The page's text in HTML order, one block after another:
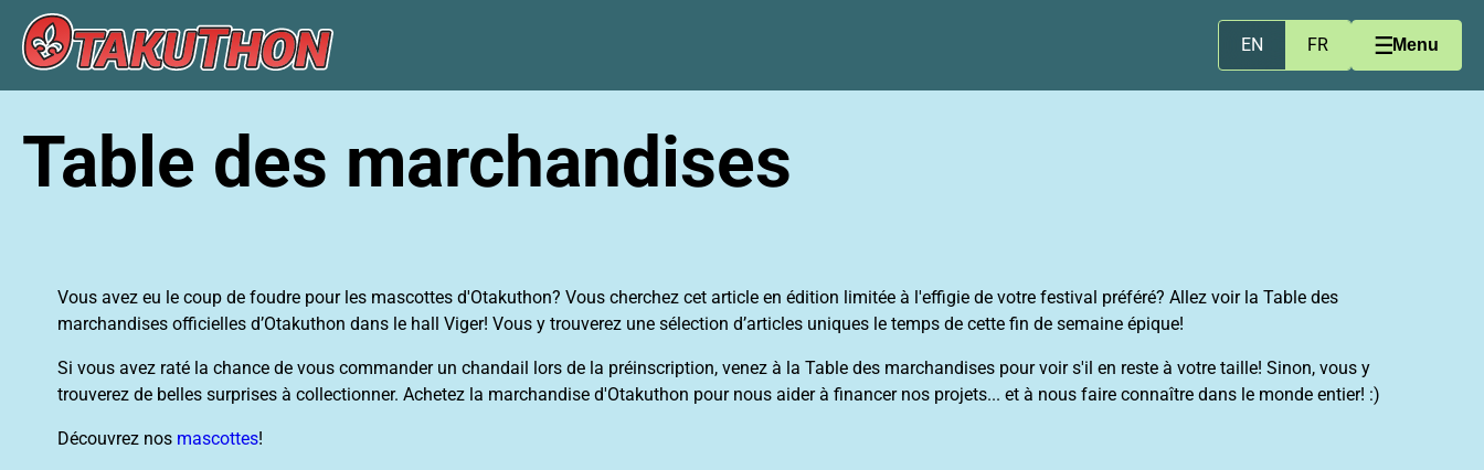
EN FR Menu
Table des marchandises
Vous avez eu le coup de foudre pour les mascottes d'Otakuthon? Vous cherchez cet article en édition limitée à l'effigie de votre festival préféré? Allez voir la Table des
marchandises officielles d’Otakuthon dans le hall Viger! Vous y trouverez une sélection d’articles uniques le temps de cette fin de semaine épique!
Si vous avez raté la chance de vous commander un chandail lors de la préinscription, venez à la Table des marchandises pour voir s'il en reste à votre taille! Sinon, vous y
trouverez de belles surprises à collectionner. Achetez la marchandise d'Otakuthon pour nous aider à financer nos projets... et à nous faire connaître dans le monde entier! :)
Découvrez nos mascottes!